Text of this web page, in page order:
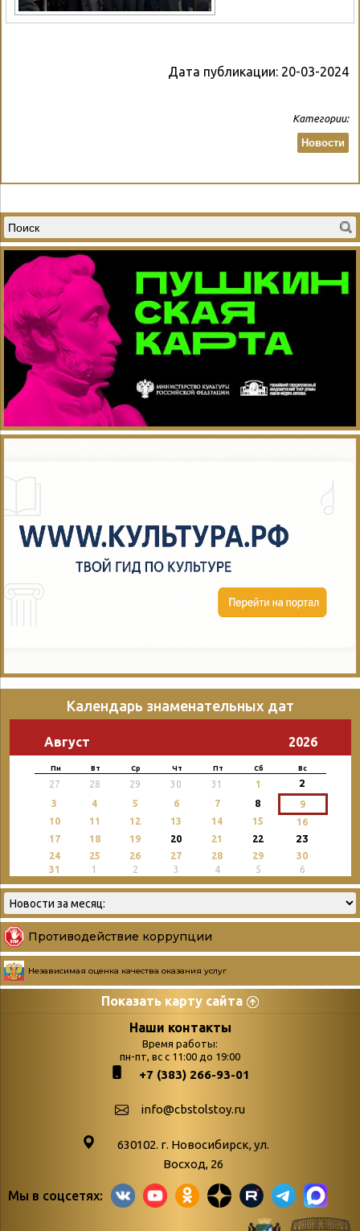
Дата публикации: 20-03-2024
Категории:
Новости
Календарь знаменательных дат
Август 2026
Пн Вт Ср Чт Пт Сб Вс
27 28 29 30 31 1 2
3 4 5 6 7 8
9
10
11 12 13 14 15
16
17
18 19 20 21 22 23
24 25 26 27 28 29
30
31
1 2 3 4 5 6
Противодействие коррупции
Независимая оценка качества оказания услуг
Показать карту сайта
Страницы
podvedenie-itogov-festivalya-
paskhalnaya-palitra
Библионочь – как ярмарка точь-в-
поступлений
Война. Народ.
живые»
«Мне всё
Наши контакты
Время работы:
пн-пт, вс с 11:00 до 19:00
+7 (383) 266-93-01
info@cbstolstoy.ru
630102. г. Новосибирск, ул.
Восход, 26
Мы в соцсетях: